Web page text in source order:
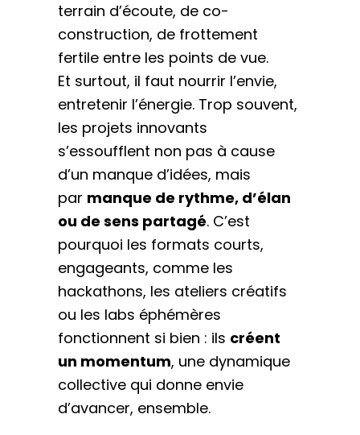
terrain d’écoute, de co-
construction, de frottement
fertile entre les points de vue.
Et surtout, il faut nourrir l’envie,
entretenir l’énergie. Trop souvent,
les projets innovants
s’essoufflent non pas à cause
d’un manque d’idées, mais
par manque de rythme, d’élan
ou de sens partagé. C’est
pourquoi les formats courts,
engageants, comme les
hackathons, les ateliers créatifs
ou les labs éphémères
fonctionnent si bien : ils créent
un momentum, une dynamique
collective qui donne envie
d’avancer, ensemble.